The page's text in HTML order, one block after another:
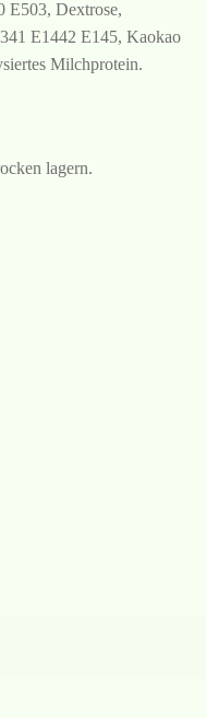
Dextrose,
E1442 E145, Kaokao
Milchprotein.
lagern.